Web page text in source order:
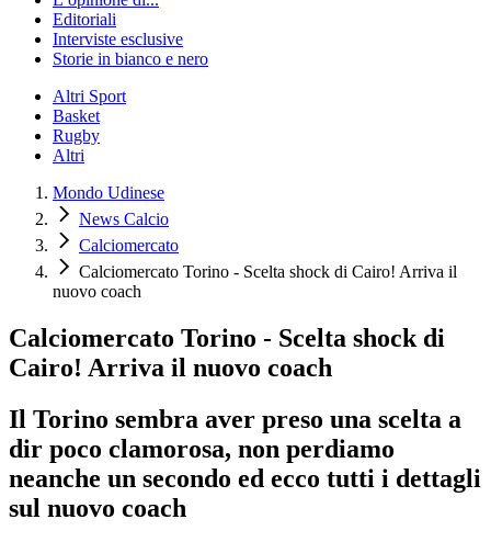
Editoriali
Interviste esclusive
Storie in bianco e nero
Altri Sport
Basket
Rugby
Altri
Mondo Udinese
News Calcio
Calciomercato
Calciomercato Torino - Scelta shock di Cairo! Arriva il
nuovo coach
Calciomercato Torino - Scelta shock di
Cairo! Arriva il nuovo coach
Il Torino sembra aver preso una scelta a
dir poco clamorosa, non perdiamo
neanche un secondo ed ecco tutti i dettagli
sul nuovo coach